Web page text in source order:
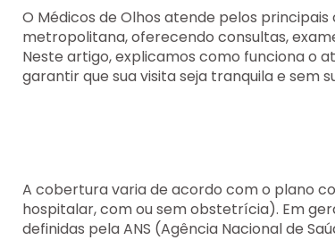
O Médicos de Olhos atende pelos principais
metropolitana, oferecendo consultas,
Neste artigo, explicamos como funciona o
garantir que sua visita seja tranquila e sem
A cobertura varia de acordo com o plano
hospitalar, com ou sem obstetrícia). Em
definidas pela ANS (Agência Nacional de